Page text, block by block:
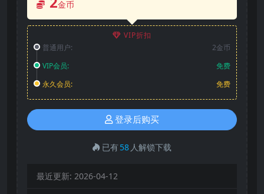
金币
VIP折扣
普通用户:
2金币
VIP会员:
免费
永久会员:
免费
登录后购买
已有58 人解锁下载
最近更新: 2026-04-12